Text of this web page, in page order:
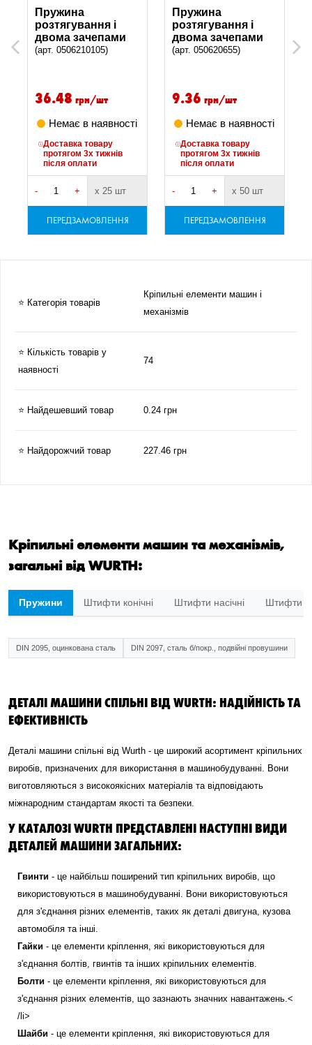
Previous
Пружина
розтягування і
двома зачепами
(арт. 0506210105)
36.48 грн/шт
Немає в наявності
Доставка товару
протягом 3х тижнів
після оплати
- + х 25 шт
ПЕРЕДЗАМОВЛЕННЯ
Пружина
розтягування і
двома зачепами
(арт. 050620655)
9.36 грн/шт
Немає в наявності
Доставка товару
протягом 3х тижнів
після оплати
- + х 50 шт
ПЕРЕДЗАМОВЛЕННЯ
Next
⭐ Категорія товарів
Кріпильні елементи машин і
механізмів
⭐ Кількість товарів у
наявності
74
⭐ Найдешевший товар 0.24 грн
⭐ Найдорожчий товар 227.46 грн
Кріпильні елементи машин та механізмів,
загальні від WURTH:
Пружини Штифти конічні Штифти насічні Штифти
DIN 2095, оцинкована сталь DIN 2097, сталь б/покр., подвійні провушини
ДЕТАЛІ МАШИНИ СПІЛЬНІ ВІД WURTH: НАДІЙНІСТЬ ТА
ЕФЕКТИВНІСТЬ
Деталі машини спільні від Wurth - це широкий асортимент кріпильних
виробів, призначених для використання в машинобудуванні. Вони
виготовляються з високоякісних матеріалів та відповідають
міжнародним стандартам якості та безпеки.
У КАТАЛОЗІ WURTH ПРЕДСТАВЛЕНІ НАСТУПНІ ВИДИ
ДЕТАЛЕЙ МАШИНИ ЗАГАЛЬНИХ:
Гвинти - це найбільш поширений тип кріпильних виробів, що
використовуються в машинобудуванні. Вони використовуються
для з'єднання різних елементів, таких як деталі двигуна, кузова
автомобіля та інші.
Гайки - це елементи кріплення, які використовуються для
з'єднання болтів, гвинтів та інших кріпильних елементів.
Болти - це елементи кріплення, які використовуються для
з'єднання різних елементів, що зазнають значних навантажень.<
/li>
Шайби - це елементи кріплення, які використовуються для